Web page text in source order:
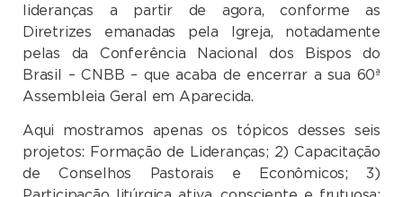
lideranças a partir de agora, conforme as
Diretrizes emanadas pela Igreja, notadamente
pelas da Conferência Nacional dos Bispos do
Brasil – CNBB – que acaba de encerrar a sua 60ª
Assembleia Geral em Aparecida.
Aqui mostramos apenas os tópicos desses seis
projetos: Formação de Lideranças; 2) Capacitação
de Conselhos Pastorais e Econômicos; 3)